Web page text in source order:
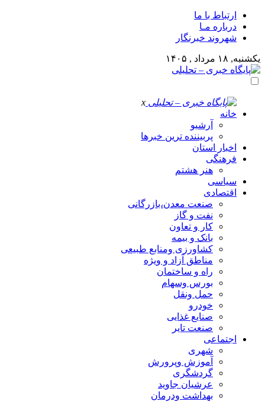
ارتباط با ما
درباره مـا
شهروند خبرنگار
یکشنبه, ۱۸ مرداد , ۱۴۰۵
x
خانه
آرشیو
پربیننده ترین خبرها
اخبار استان
فرهنگی
هنر هشتم
سیاسی
اقتصادی
صنعت معدن،بازرگانی
نفت و گاز
کار و تعاون
بانک و بیمه
کشاورزی ومنابع طبیعی
مناطق آزاد و ویژه
راه و ساختمان
بورس وسهام
حمل ونقل
خودرو
صنایع غذایی
صنعت تایر
اجتماعی
شهری
آموزش وپرورش
گردشگری
عرشیان جاوید
بهداشت ودرمان